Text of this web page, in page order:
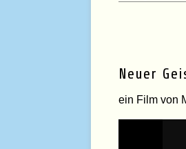
Neuer
ein Film von